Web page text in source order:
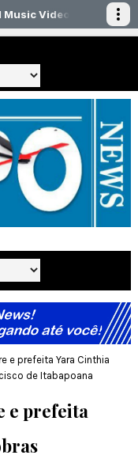
e prefeita Yara Cinthia
de Itabapoana
e prefeita